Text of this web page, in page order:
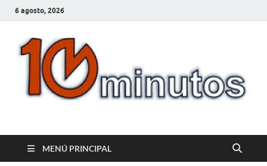
6 agosto, 2026
10minutos.com.uy
MENÚ PRINCIPAL